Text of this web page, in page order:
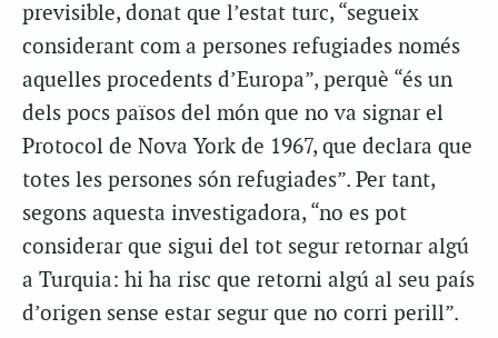
previsible, donat que l’estat turc, “segueix
considerant com a persones refugiades només
aquelles procedents d’Europa”, perquè “és un
dels pocs països del món que no va signar el
Protocol de Nova York de 1967, que declara que
totes les persones són refugiades”. Per tant,
segons aquesta investigadora, “no es pot
considerar que sigui del tot segur retornar algú
a Turquia: hi ha risc que retorni algú al seu país
d’origen sense estar segur que no corri perill”.